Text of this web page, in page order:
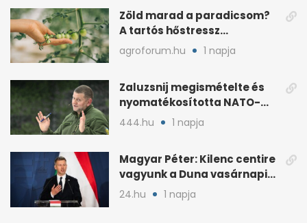
Zöld marad a paradicsom?
A tartós hőstressz
késleltetheti az érést
agroforum.hu 1 napja
Zaluzsnij megismételte és
nyomatékosította NATO-
kritikáját
444.hu 1 napja
Magyar Péter: Kilenc centire
vagyunk a Duna vasárnapi
mélypontjától
24.hu 1 napja